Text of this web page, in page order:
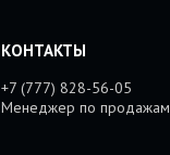
+7 (777) 828-56-05
Менеджер по продажам